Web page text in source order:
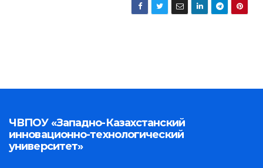
ЧВПОУ «Западно-Казахстанский
инновационно-технологический
университет»